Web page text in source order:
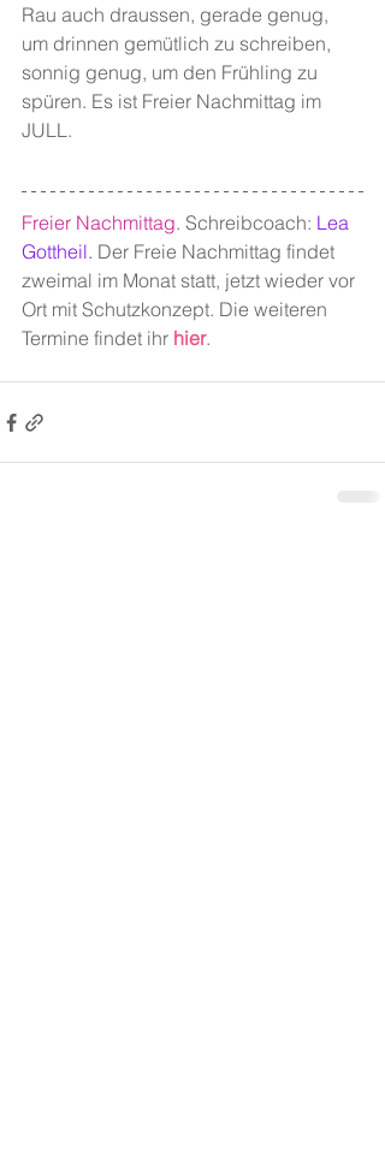
Rau auch draussen, gerade genug,
um drinnen gemütlich zu schreiben,
sonnig genug, um den Frühling zu
spüren. Es ist Freier Nachmittag im
JULL.
Freier Nachmittag. Schreibcoach: Lea
Gottheil. Der Freie Nachmittag findet
zweimal im Monat statt, jetzt wieder vor
Ort mit Schutzkonzept. Die weiteren
Termine findet ihr hier.